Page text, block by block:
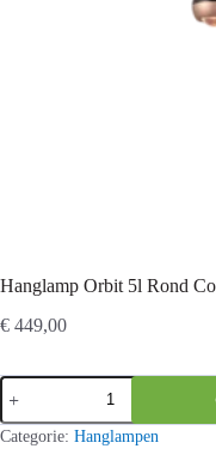
Hanglamp Orbit 5l Rond
€ 449,00
Hanglamp
Orbit
5l
Rond
Categorie: Hanglampen